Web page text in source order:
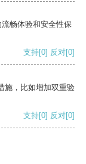
畅体验和安全性保
支持[0] 反对[0]
施，比如增加双重验
支持[0] 反对[0]